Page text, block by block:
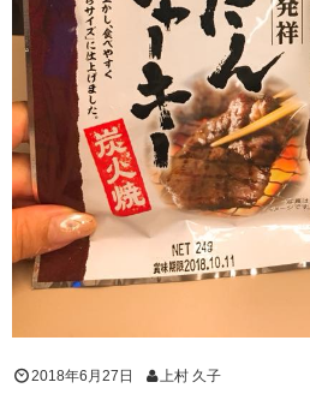
2018年6月27日 上村 久子